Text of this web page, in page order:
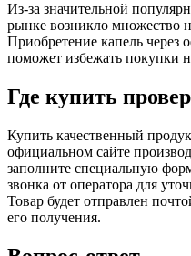
Из-за значительной
рынке возникло множество
Приобретение капель через
поможет избежать покупки
Где купить
Купить качественный
официальном сайте
заполните специальную
звонка от оператора для
Товар будет отправлен
его получения.